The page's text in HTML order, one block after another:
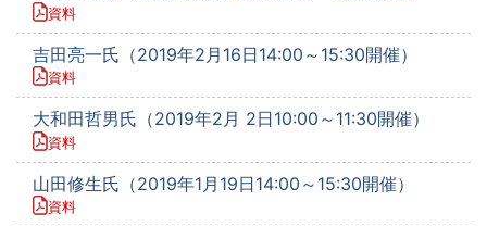
資料
吉田亮一氏（2019年2月16日14:00～15:30開催）
資料
大和田哲男氏（2019年2月 2日10:00～11:30開催）
資料
山田修生氏（2019年1月19日14:00～15:30開催）
資料